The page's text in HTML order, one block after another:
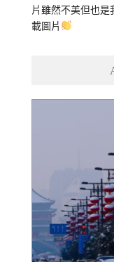
片雖然不美但也是
載圖片